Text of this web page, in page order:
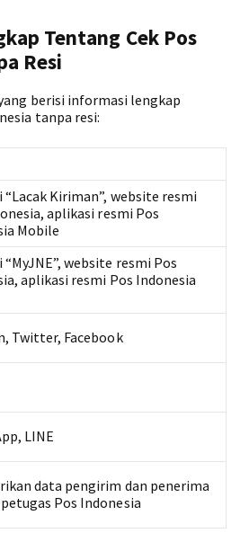
Tentang Cek Pos
Resi
berisi informasi lengkap
tanpa resi:
“Lacak Kiriman”, website resmi
aplikasi resmi Pos
Mobile
website resmi Pos
aplikasi resmi Pos Indonesia
Twitter, Facebook
LINE
data pengirim dan penerima
Pos Indonesia